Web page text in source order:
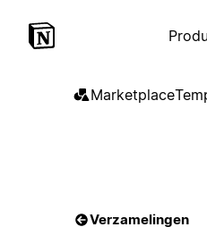
Marketplace
Verzamelingen